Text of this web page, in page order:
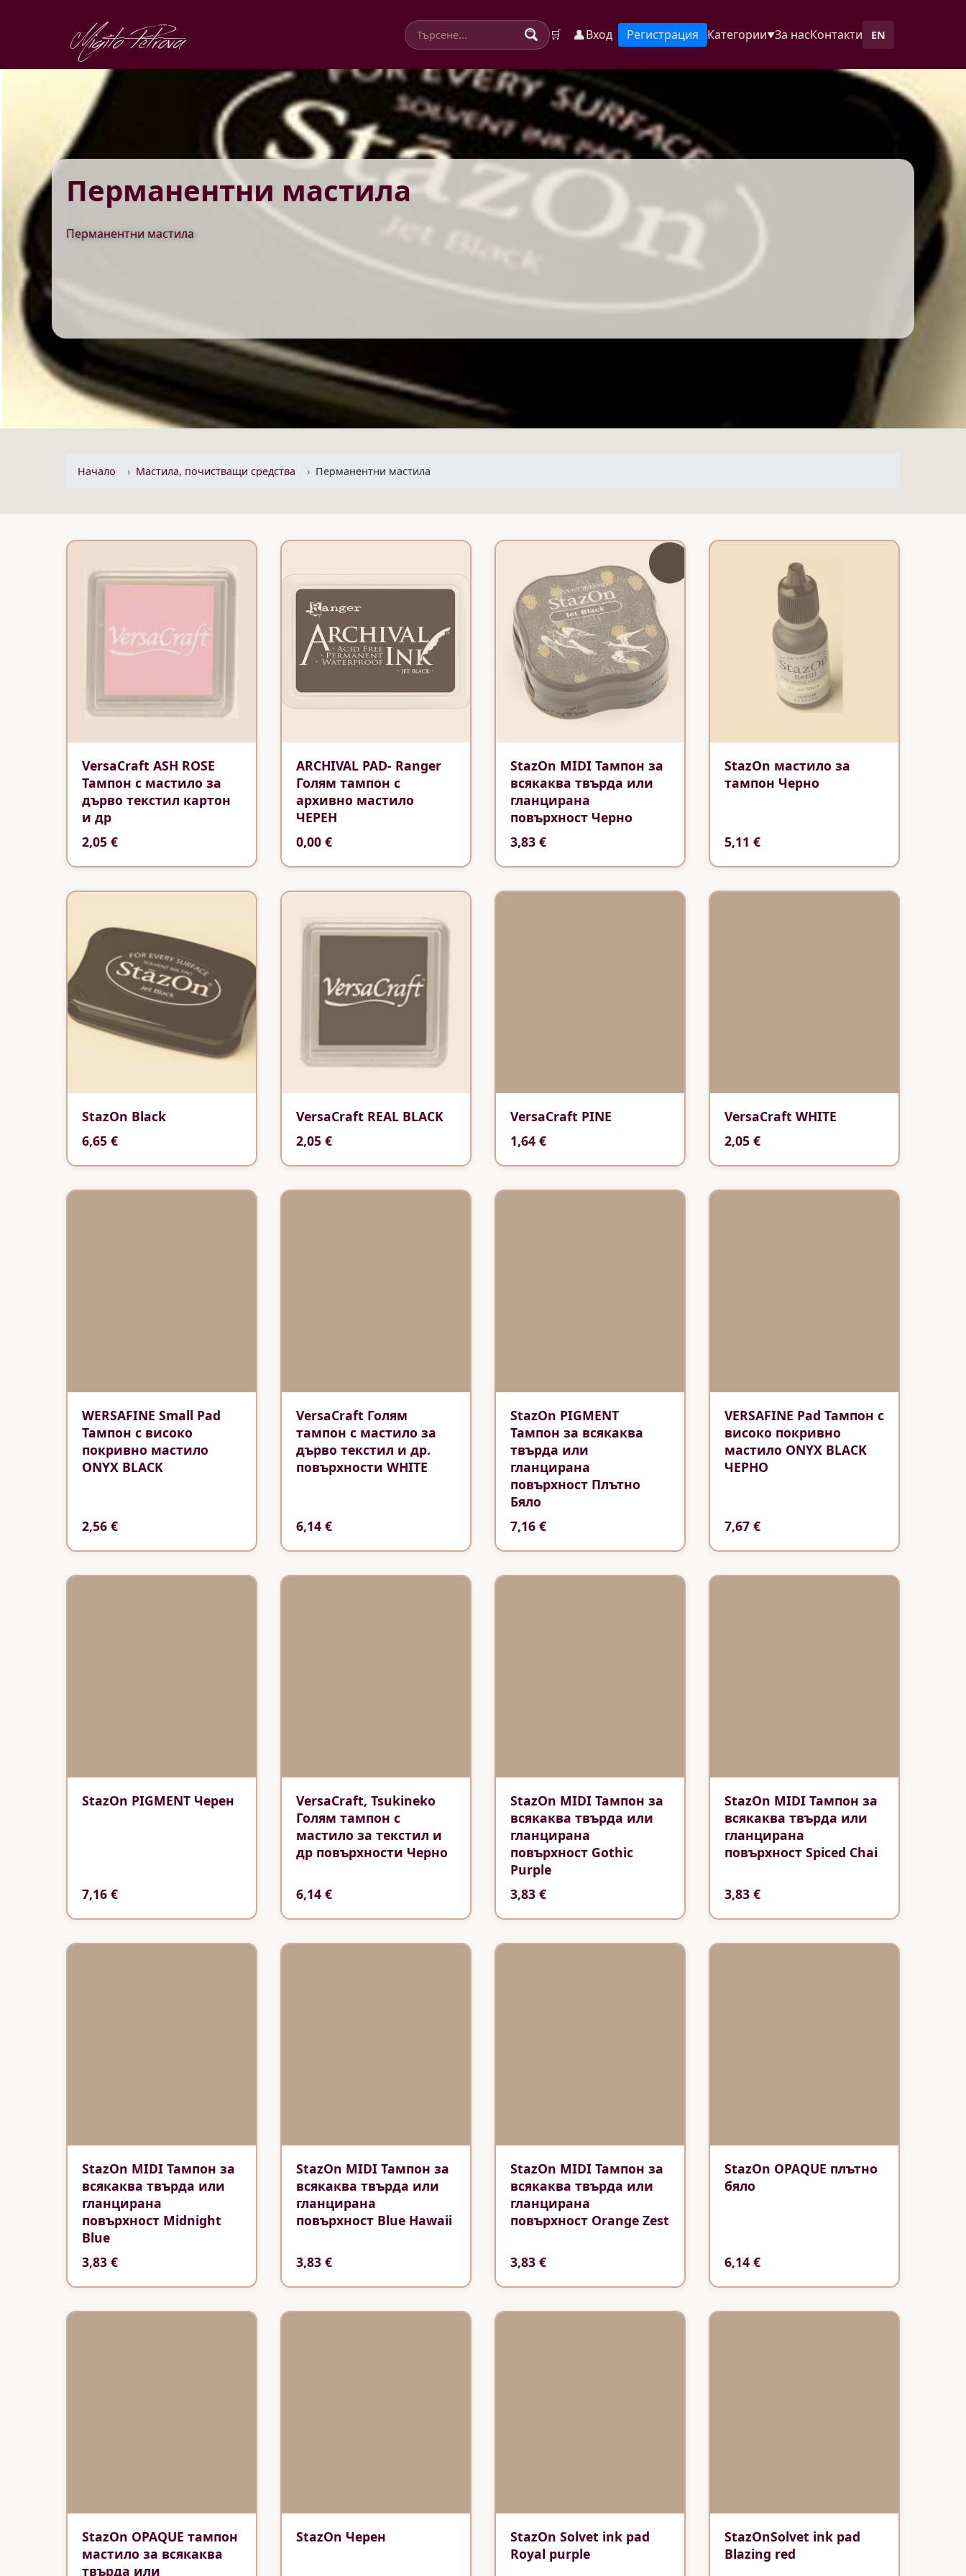
Migito Petrova 🛒 👤Вход Регистрация Категории▼За насКонтакти EN
Перманентни мастила
Перманентни мастила
Начало Mастила, почистващи средства Перманентни мастила
VersaCraft ASH ROSE
Тампон с мастило за
дърво текстил картон
и др
2,05 €
ARCHIVAL PAD- Ranger
Голям тампон с
архивно мастило
ЧЕРЕН
0,00 €
StazOn MIDI Тампон за
всякаква твърда или
гланцирана
повърхност Черно
3,83 €
StazOn мастило за
тампон Черно
5,11 €
StazOn Black
6,65 €
VersaCraft REAL BLACK
2,05 €
VersaCraft PINE
1,64 €
VersaCraft WHITE
2,05 €
WERSAFINE Small Pad
Тампон с високо
покривно мастило
ONYX BLACK
2,56 €
VersaCraft Голям
тампон с мастило за
дърво текстил и др.
повърхности WHITE
6,14 €
StazOn PIGMENT
Тампон за всякаква
твърда или
гланцирана
повърхност Плътно
Бяло
7,16 €
VERSAFINE Pad Тампон с
високо покривно
мастило ONYX BLACK
ЧЕРНО
7,67 €
StazOn PIGMENT Черен
7,16 €
VersaCraft, Tsukineko
Голям тампон с
мастило за текстил и
др повърхности Черно
6,14 €
StazOn MIDI Тампон за
всякаква твърда или
гланцирана
повърхност Gothic
Purple
3,83 €
StazOn MIDI Тампон за
всякаква твърда или
гланцирана
повърхност Spiced Chai
3,83 €
StazOn MIDI Тампон за
всякаква твърда или
гланцирана
повърхност Midnight
Blue
3,83 €
StazOn MIDI Тампон за
всякаква твърда или
гланцирана
повърхност Blue Hawaii
3,83 €
StazOn MIDI Тампон за
всякаква твърда или
гланцирана
повърхност Orange Zest
3,83 €
StazOn OPAQUE плътно
бяло
6,14 €
StazOn OPAQUE тампон
мастило за всякаква
твърда или
StazOn Черен
StazOn Solvet ink pad
Royal purple
StazOnSolvet ink pad
Blazing red